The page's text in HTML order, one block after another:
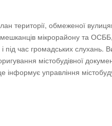
території, обмеженої
мікрорайону та
і під час громадських
містобудівної
інформує управління